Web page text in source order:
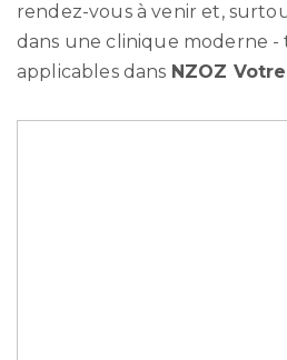
rendez-vous à venir et,
dans une clinique moderne -
applicables dans NZOZ